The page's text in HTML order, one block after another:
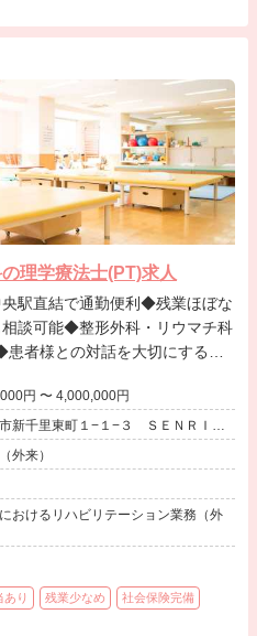
理学療法士(PT)求人
談可能◆整形外科・リウマチ科
者様との対話を大切にする温
年収 3,500,000円 〜 4,000,000円
新千里東町１−１−３ ＳＥＮＲＩＴ
階
外来）
おけるリハビリテーション業務（外
り 残業少なめ 社会保険完備